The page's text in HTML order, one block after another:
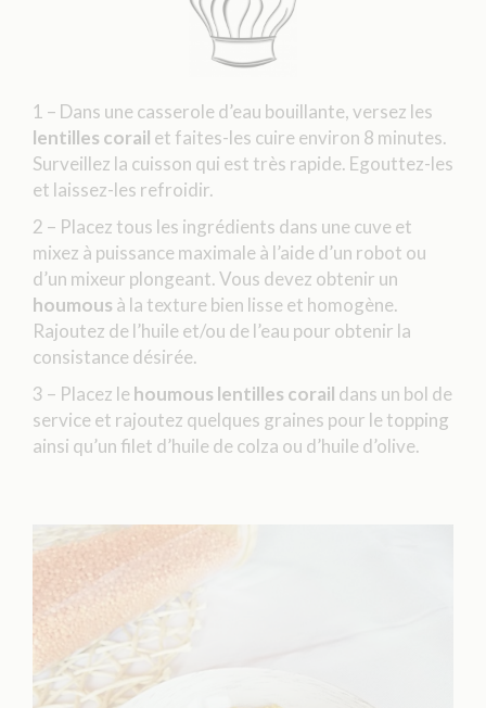
1 – Dans une casserole d’eau bouillante, versez les
lentilles corail et faites-les cuire environ 8 minutes.
Surveillez la cuisson qui est très rapide. Egouttez-les
et laissez-les refroidir.
2 – Placez tous les ingrédients dans une cuve et
mixez à puissance maximale à l’aide d’un robot ou
d’un mixeur plongeant. Vous devez obtenir un
houmous à la texture bien lisse et homogène.
Rajoutez de l’huile et/ou de l’eau pour obtenir la
consistance désirée.
3 – Placez lehoumous lentilles corail dans un bol de
service et rajoutez quelques graines pour le topping
ainsi qu’un filet d’huile de colza ou d’huile d’olive.